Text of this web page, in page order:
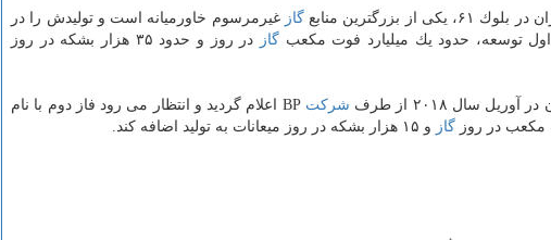
گاز غیرمرسوم خاورمیانه است و تولیدش را در
گاز
در روز و حدود ۳۵ هزار بشكه در روز
سال ۲۰۱۸ از طرف شركت
BP اعلام گردید و انتظار می رود فاز دوم با نام
گاز و ۱۵ هزار بشكه در روز میعانات به تولید اضافه كند.